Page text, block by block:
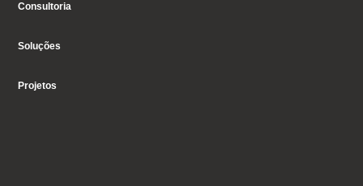
Consultoria
Soluções
Projetos